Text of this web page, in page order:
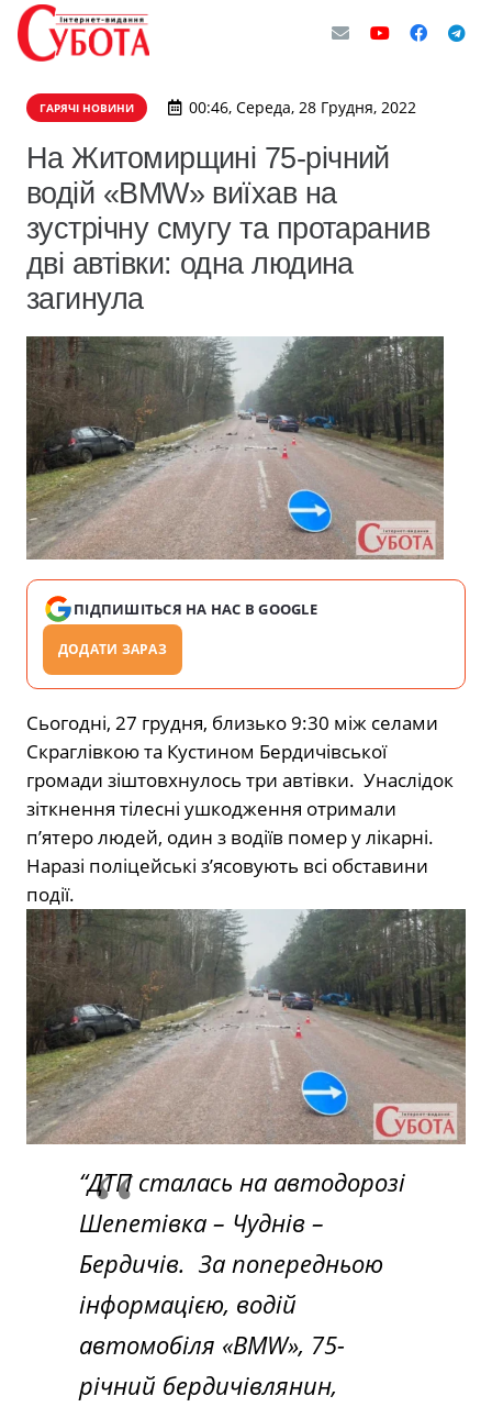
ГАРЯЧІ НОВИНИ 00:46, Середа, 28 Грудня, 2022
На Житомирщині 75-річний
водій «BMW» виїхав на
зустрічну смугу та протаранив
дві автівки: одна людина
загинула
ПІДПИШІТЬСЯ НА НАС В GOOGLE
ДОДАТИ ЗАРАЗ
Сьогодні, 27 грудня, близько 9:30 між селами
Скраглівкою та Кустином Бердичівської
громади зіштовхнулось три автівки. Унаслідок
зіткнення тілесні ушкодження отримали
п’ятеро людей, один з водіїв помер у лікарні.
Наразі поліцейські з’ясовують всі обставини
події.
“ДТП сталась на автодорозі
Шепетівка – Чуднів –
Бердичів. За попередньою
інформацією, водій
автомобіля «BMW», 75-
річний бердичівлянин,